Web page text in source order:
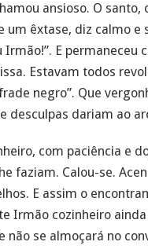
ansioso. O santo,
um êxtase, diz calmo e
Irmão!”. E permaneceu
Estavam todos
negro”. Que
desculpas dariam ao
com paciência e
faziam. Calou-se.
E assim o
Irmão cozinheiro ainda
não se almoçará no